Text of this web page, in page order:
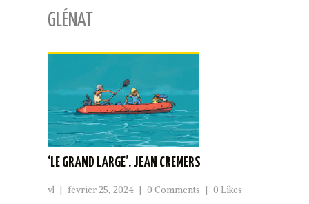
GLÉNAT
‘LE GRAND LARGE’. JEAN CREMERS
vl | février 25, 2024 | 0 Comments | 0 Likes